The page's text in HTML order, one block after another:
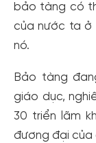
bảo tàng có
của nước ta
nó.
Bảo tàng
giáo dục,
30 triển lãm
đương đại của
Tạo tài
dành cho thành